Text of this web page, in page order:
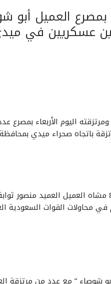
بمصرع العميل
عسكريين في
اليوم الأربعاء بمصرع
باتجاه صحراء ميدي
وقالت تلك الوسائل الإعلامية أن قائد اللواء 82
القوات السعودية
شوصاء ” مع عدد من مرتزقة